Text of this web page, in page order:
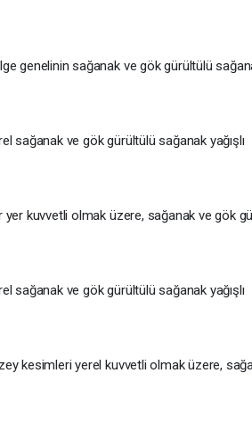
genelinin sağanak ve gök gürültülü
sağanak ve gök gürültülü sağanak yağışlı
yer kuvvetli olmak üzere, sağanak ve gök
sağanak ve gök gürültülü sağanak yağışlı
kesimleri yerel kuvvetli olmak üzere,